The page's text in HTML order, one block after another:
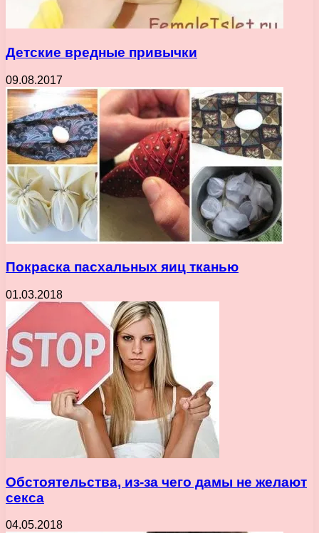
Детские вредные привычки
09.08.2017
Покраска пасхальных яиц тканью
01.03.2018
Обстоятельства, из-за чего дамы не желают
секса
04.05.2018